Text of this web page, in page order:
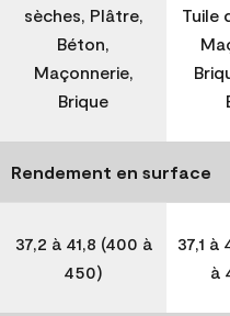
sèches, Plâtre,
Béton,
Maçonnerie,
Brique
Tuile
Rendement en surface
37,2 à 41,8 (400 à
450)
37,1 à
à